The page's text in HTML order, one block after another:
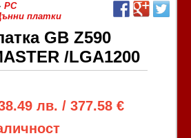
PC
платки
GB Z590
/LGA1200
лв. / 377.58 €